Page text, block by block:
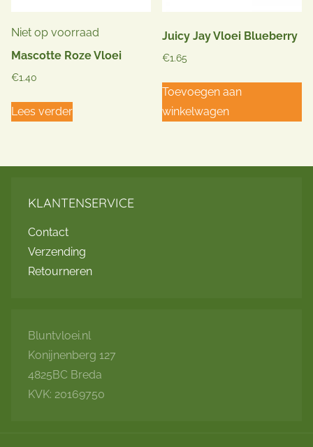
Niet op voorraad
Mascotte Roze Vloei
€1.40
Lees verder
Juicy Jay Vloei Blueberry
€1.65
Toevoegen aan
winkelwagen
KLANTENSERVICE
Contact
Verzending
Retourneren
Bluntvloei.nl
Konijnenberg 127
4825BC Breda
KVK: 20169750